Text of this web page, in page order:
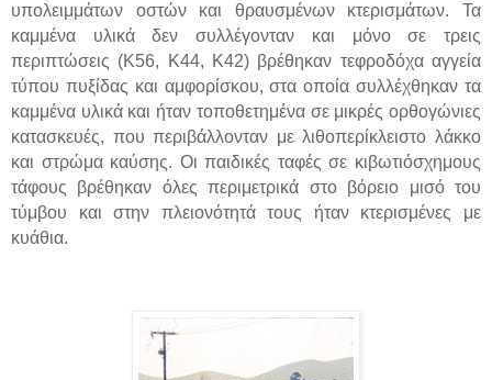
υπολειμμάτων οστών και θραυσμένων κτερισμάτων. Τα
καμμένα υλικά δεν συλλέγονταν και μόνο σε τρεις
περιπτώσεις (Κ56, Κ44, Κ42) βρέθηκαν τεφροδόχα αγγεία
τύπου πυξίδας και αμφορίσκου, στα οποία συλλέχθηκαν τα
καμμένα υλικά και ήταν τοποθετημένα σε μικρές ορθογώνιες
κατασκευές, που περιβάλλονταν με λιθοπερίκλειστο λάκκο
και στρώμα καύσης. Οι παιδικές ταφές σε κιβωτιόσχημους
τάφους βρέθηκαν όλες περιμετρικά στο βόρειο μισό του
τύμβου και στην πλειονότητά τους ήταν κτερισμένες με
κυάθια.